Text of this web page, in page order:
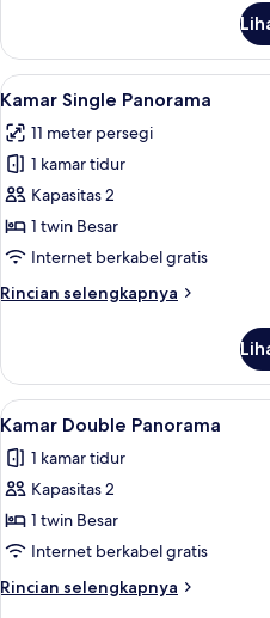
Besar,
Bebas
Asap
Rokok,
sudut
Kamar
Double
Superior,
Tempat
Tidur
Twin
Besar,
Bebas
Asap
Rokok,
sudut
Lihat
semua
foto
untuk
Kamar
Single
Panorama
7
Kamar Single Panorama
11 meter persegi
1 kamar tidur
Kapasitas 2
1 twin Besar
Internet berkabel gratis
Rincian selengkapnya
Rincian
Kamar
Single
Panorama
Lihat
semua
foto
untuk
Kamar
Double
Panorama
7
Kamar Double Panorama
1 kamar tidur
Kapasitas 2
1 twin Besar
Internet berkabel gratis
Rincian selengkapnya
Rincian